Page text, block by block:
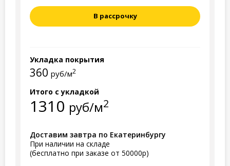
В рассрочку
Укладка покрытия
360 руб/м2
Итого с укладкой
1310 руб/м2
Доставим завтра по Екатеринбургу
При наличии на складе
(бесплатно при заказе от 50000р)